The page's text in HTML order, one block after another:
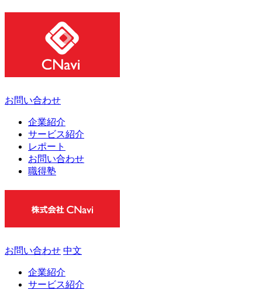
お問い合わせ
企業紹介
サービス紹介
レポート
お問い合わせ
職得塾
お問い合わせ 中文
企業紹介
サービス紹介